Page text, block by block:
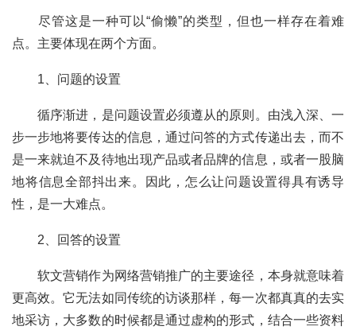
点。主要体现在两个方面。
	1、问题的设置
	循序渐进，是问题设置必须遵从的原则。由浅入深、一
步一步地将要传达的信息，通过问答的方式传递出去，而不
是一来就迫不及待地出现产品或者品牌的信息，或者一股脑
地将信息全部抖出来。因此，怎么让问题设置得具有诱导
性，是一大难点。
	2、回答的设置
	软文营销作为网络营销推广的主要途径，本身就意味着
更高效。它无法如同传统的访谈那样，每一次都真真的去实
地采访，大多数的时候都是通过虚构的形式，结合一些资料